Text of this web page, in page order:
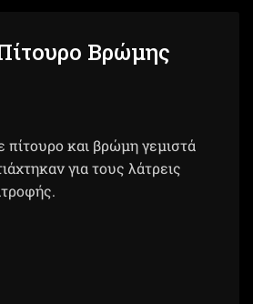
Βρώμης
πίτουρο και βρώμη γεμιστά
για τους λάτρεις